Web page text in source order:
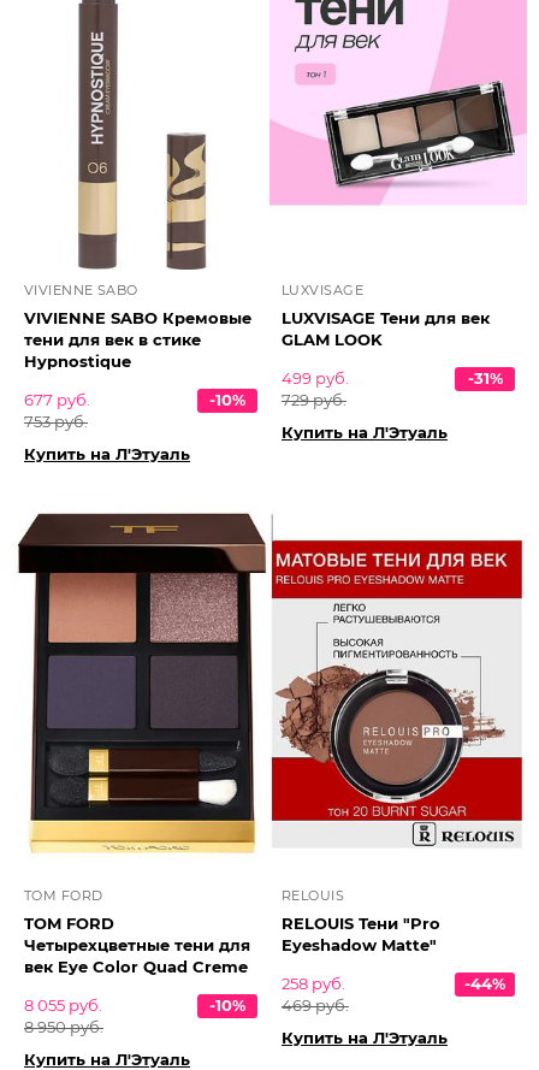
VIVIENNE SABO
VIVIENNE SABO Кремовые
тени для век в стике
Hypnostique
677 руб.
753 руб.
-10%
Купить на Л'Этуаль
LUXVISAGE
LUXVISAGE Тени для век
GLAM LOOK
499 руб.
729 руб.
-31%
Купить на Л'Этуаль
TOM FORD
TOM FORD
Четырехцветные тени для
век Eye Color Quad Creme
8 055 руб.
8 950 руб.
-10%
Купить на Л'Этуаль
RELOUIS
RELOUIS Тени "Pro
Eyeshadow Matte"
258 руб.
469 руб.
-44%
Купить на Л'Этуаль